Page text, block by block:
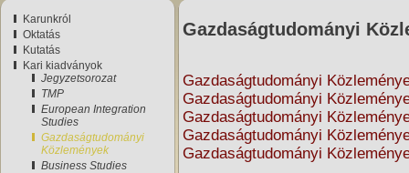
Karunkról
Oktatás
Kutatás
Kari kiadványok
Jegyzetsorozat
TMP
European Integration
Studies
Gazdaságtudományi
Közlemények
Business Studies
Gazdaságtudományi
Gazdaságtudományi
Gazdaságtudományi
Gazdaságtudományi
Gazdaságtudományi
Gazdaságtudományi